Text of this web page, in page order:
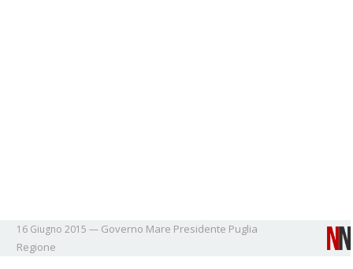
16 Giugno 2015 — Governo Mare Presidente Puglia
Regione